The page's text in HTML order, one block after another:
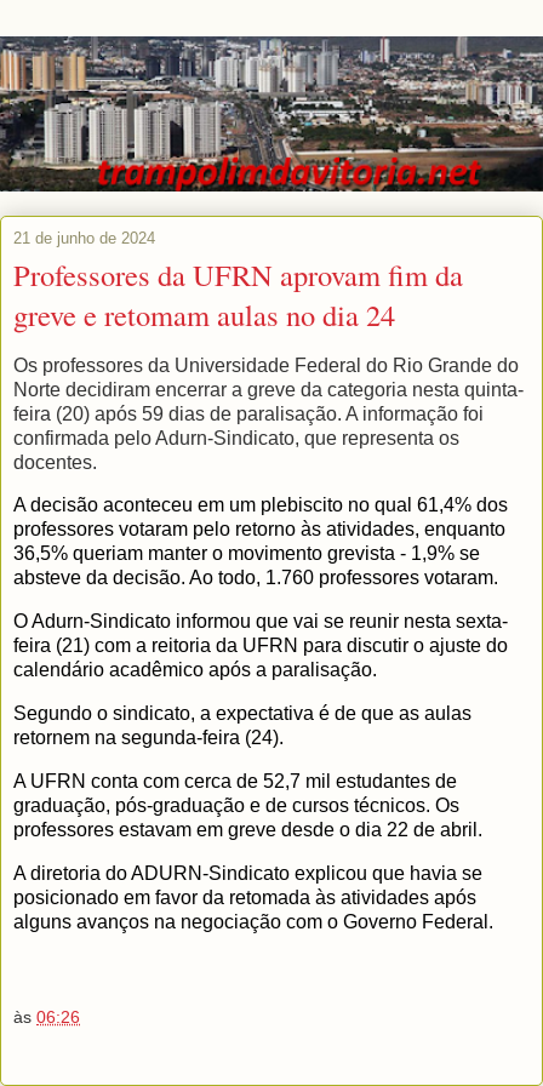
21 de junho de 2024
Professores da UFRN aprovam fim da
greve e retomam aulas no dia 24
Os professores da Universidade Federal do Rio Grande do
Norte decidiram encerrar a greve da categoria nesta quinta-
feira (20) após 59 dias de paralisação. A informação foi
confirmada pelo Adurn-Sindicato, que representa os
docentes.
A decisão aconteceu em um plebiscito no qual 61,4% dos
professores votaram pelo retorno às atividades, enquanto
36,5% queriam manter o movimento grevista - 1,9% se
absteve da decisão. Ao todo, 1.760 professores votaram.
O Adurn-Sindicato informou que vai se reunir nesta sexta-
feira (21) com a reitoria da UFRN para discutir o ajuste do
calendário acadêmico após a paralisação.
Segundo o sindicato, a expectativa é de que as aulas
retornem na segunda-feira (24).
A UFRN conta com cerca de 52,7 mil estudantes de
graduação, pós-graduação e de cursos técnicos. Os
professores estavam em greve desde o dia 22 de abril.
A diretoria do ADURN-Sindicato explicou que havia se
posicionado em favor da retomada às atividades após
alguns avanços na negociação com o Governo Federal.
às 06:26